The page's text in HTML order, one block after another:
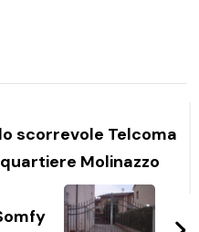
scorrevole Telcoma
Molinazzo